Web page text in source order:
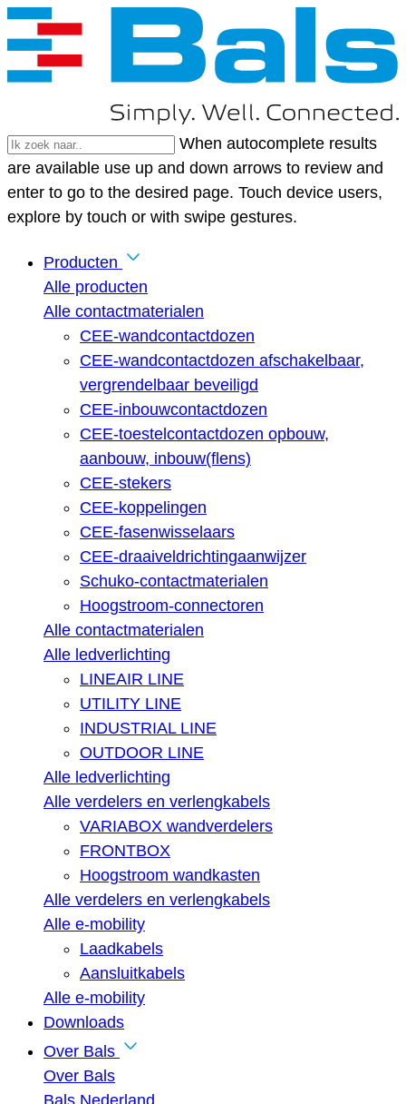
When autocomplete results
are available use up and down arrows to review and
enter to go to the desired page. Touch device users,
explore by touch or with swipe gestures.
Producten
Alle producten
Alle contactmaterialen
CEE-wandcontactdozen
CEE-wandcontactdozen afschakelbaar,
vergrendelbaar beveiligd
CEE-inbouwcontactdozen
CEE-toestelcontactdozen opbouw,
aanbouw, inbouw(flens)
CEE-stekers
CEE-koppelingen
CEE-fasenwisselaars
CEE-draaiveldrichtingaanwijzer
Schuko-contactmaterialen
Hoogstroom-connectoren
Alle contactmaterialen
Alle ledverlichting
LINEAIR LINE
UTILITY LINE
INDUSTRIAL LINE
OUTDOOR LINE
Alle ledverlichting
Alle verdelers en verlengkabels
VARIABOX wandverdelers
FRONTBOX
Hoogstroom wandkasten
Alle verdelers en verlengkabels
Alle e-mobility
Laadkabels
Aansluitkabels
Alle e-mobility
Downloads
Over Bals
Over Bals
Bals Nederland